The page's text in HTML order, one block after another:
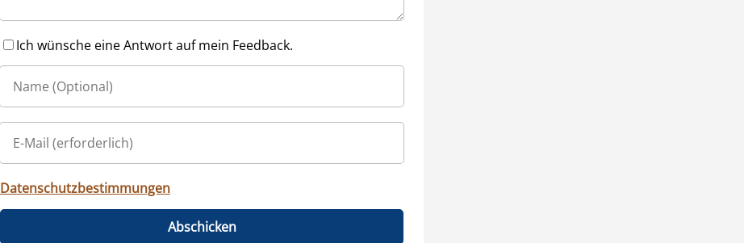
Ich wünsche eine Antwort auf mein Feedback.
Datenschutzbestimmungen
Abschicken